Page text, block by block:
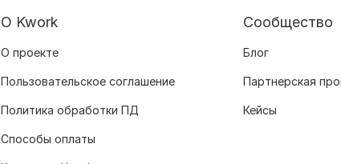
О Kwork
О проекте
Пользовательское соглашение
Политика обработки ПД
Способы оплаты
Сообщество
Блог
Партнерская
Кейсы